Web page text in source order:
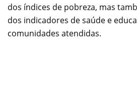
dos índices de pobreza, mas
dos indicadores de saúde e
comunidades atendidas.